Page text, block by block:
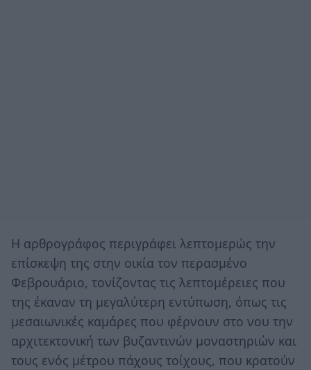
Η αρθρογράφος περιγράφει λεπτομερώς την
επίσκεψη της στην οικία τον περασμένο
Φεβρουάριο, τονίζοντας τις λεπτομέρειες που
της έκαναν τη μεγαλύτερη εντύπωση, όπως τις
μεσαιωνικές καμάρες που φέρνουν στο νου την
αρχιτεκτονική των βυζαντινών μοναστηριών και
τους ενός μέτρου πάχους τοίχους, που κρατούν